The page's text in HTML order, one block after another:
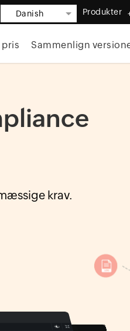
Danish Produkter
pris Sammenlign
krav.